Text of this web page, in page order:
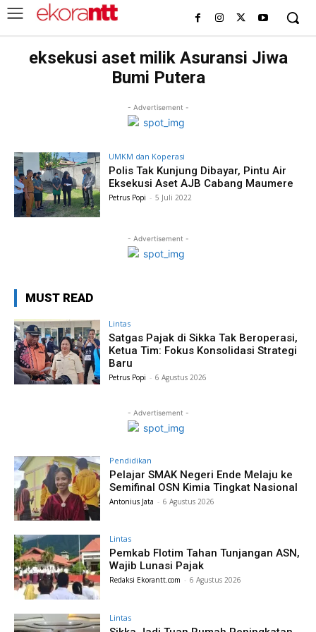
eksekusi aset milik Asuransi Jiwa
Bumi Putera
- Advertisement -
UMKM dan Koperasi
Polis Tak Kunjung Dibayar, Pintu Air
Eksekusi Aset AJB Cabang Maumere
Petrus Popi - 5 Juli 2022
- Advertisement -
MUST READ
Lintas
Satgas Pajak di Sikka Tak Beroperasi,
Ketua Tim: Fokus Konsolidasi Strategi
Baru
Petrus Popi - 6 Agustus 2026
- Advertisement -
Pendidikan
Pelajar SMAK Negeri Ende Melaju ke
Semifinal OSN Kimia Tingkat Nasional
Antonius Jata - 6 Agustus 2026
Lintas
Pemkab Flotim Tahan Tunjangan ASN,
Wajib Lunasi Pajak
Redaksi Ekorantt.com - 6 Agustus 2026
Lintas